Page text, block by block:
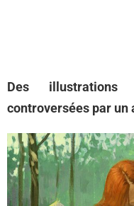
Des illustrations
controversées par un